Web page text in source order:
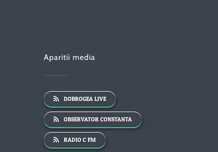
Aparitii media
DOBROGEA LIVE
OBSERVATOR CONSTANTA
RADIO C FM